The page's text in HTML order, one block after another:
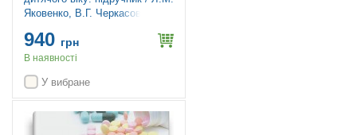
Яковенко, В.Г. Черкасов, І.Л.
940 грн
В наявності
У вибране